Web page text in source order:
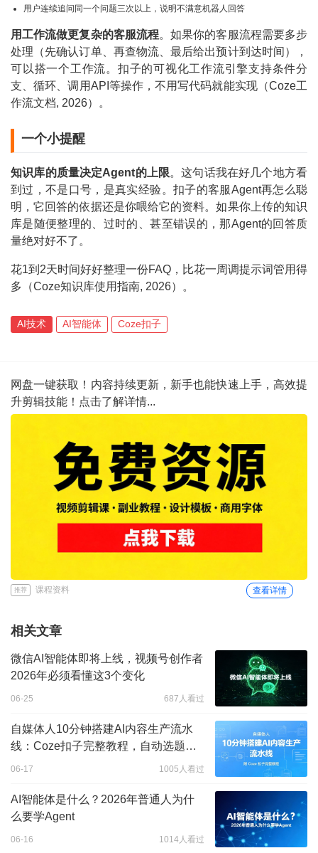
用户连续追问同一个问题三次以上，说明不满意机器人回答
用工作流做更复杂的客服流程。如果你的客服流程需要多步
处理（先确认订单、再查物流、最后给出预计到达时间），
可以搭一个工作流。扣子的可视化工作流引擎支持条件分
支、循环、调用API等操作，不用写代码就能实现（Coze工
作流文档, 2026）。
一个小提醒
知识库的质量决定Agent的上限。这句话我在好几个地方看
到过，不是口号，是真实经验。扣子的客服Agent再怎么聪
明，它回答的依据还是你喂给它的资料。如果你上传的知识
库是随便整理的、过时的、甚至错误的，那Agent的回答质
量绝对好不了。
花1到2天时间好好整理一份FAQ，比花一周调提示词管用得
多（Coze知识库使用指南, 2026）。
AI技术 AI智能体 Coze扣子
网盘一键获取！内容持续更新，新手也能快速上手，高效提
升剪辑技能！点击了解详情...
推荐 课程资料 查看详情
相关文章
微信AI智能体即将上线，视频号创作者
2026年必须看懂这3个变化
06-25 687人看过
自媒体人10分钟搭建AI内容生产流水
线：Coze扣子完整教程，自动选题写
文案做封面发布
06-17 1005人看过
AI智能体是什么？2026年普通人为什
么要学Agent
06-16 1014人看过